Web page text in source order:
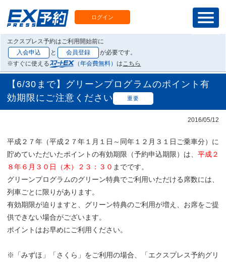
ログイン
エクスプレス予約はご利用開始前に
入会申込
と 会員登録
が必要です。
※すぐに使える
（年会費無料）はこちら
【6/30まで】グリーンプログラムのポイント有
効期限にご注意ください
重要
2016/05/12
平成２７年（平成２７年１月１日～同年１２月３１日ご乗車分）に
貯めていただいたポイントの有効期限（予約申込期限）は、 平成２
８年６月３０日（木）２３：３０ までです。
グリーンプログラムのグリーン特典でご利用いただける席数には、
列車ごとに限りがあります。
有効期限が迫りますと、グリーン特典のご利用が増え、お席をご提
供できない場合がございます。
ポイントはお早めにご利用ください。
※「みずほ」「さくら」をご利用の場合、「エクスプレス予約グリ